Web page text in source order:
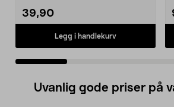
39,90
Legg i handlekurv
Uvanlig gode priser på